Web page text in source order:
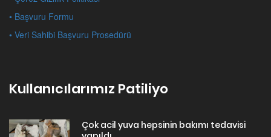
• Başvuru Formu
• Veri Sahibi Başvuru Prosedürü
Kullanıcılarımız Patiliyo
Çok acil yuva hepsinin bakımı tedavisi